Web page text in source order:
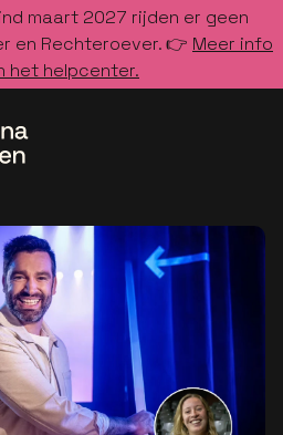
maart 2027 rijden er geen
en Rechteroever. 👉 Meer info
het helpcenter.